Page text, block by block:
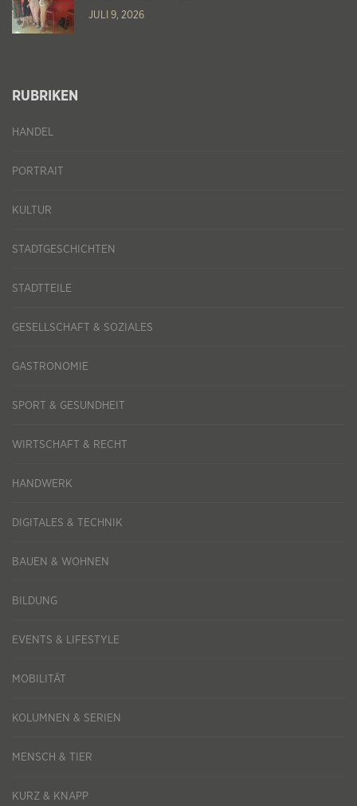
JULI 9, 2026
RUBRIKEN
HANDEL
PORTRAIT
KULTUR
STADTGESCHICHTEN
STADTTEILE
GESELLSCHAFT & SOZIALES
GASTRONOMIE
SPORT & GESUNDHEIT
WIRTSCHAFT & RECHT
HANDWERK
DIGITALES & TECHNIK
BAUEN & WOHNEN
BILDUNG
EVENTS & LIFESTYLE
MOBILITÄT
KOLUMNEN & SERIEN
MENSCH & TIER
KURZ & KNAPP